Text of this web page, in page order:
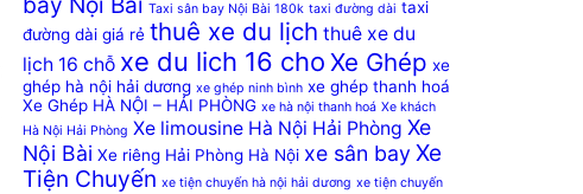
Taxi sân bay Nội Bài 180k taxi đường dài taxi
đường dài giá rẻ thuê xe du lịch thuê xe du
lịch 16 chỗ xe du lich 16 cho Xe Ghép xe
ghép hà nội hải dương xe ghép ninh bình xe ghép thanh hoá
Xe Ghép HÀ NỘI – HẢI PHÒNG xe hà nội thanh hoá Xe khách
Hà Nội Hải Phòng Xe limousine Hà Nội Hải Phòng Xe
Nội Bài Xe riêng Hải Phòng Hà Nội xe sân bay Xe
Tiện Chuyến xe tiện chuyến hà nội hải dương xe tiện chuyến